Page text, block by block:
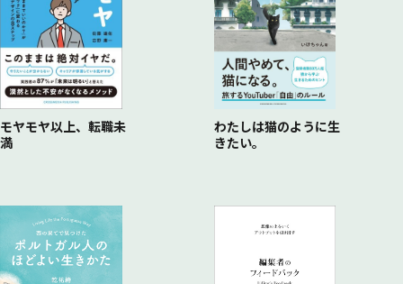
目の前の凡庸な上司をどうとらえるか
７ WIN/LOSEではなく、HAPPY/HAPPYの関係を
一方が得すれば他方が損をする／不完全な人間同士の相互補完
関係
８ 上司と部下は「タテ」の関係か？
顧客の前ではみな「ヨコ」関係／部下が上司をリードするとい
う「前後関係」／
すべてを自分でやる必要はない／上司が持つ三つの引き出し
異質・違和というストレスを乗り越える／おおらかに、ただお
おらかに
複数材料主義のすすめ／エッセンスの凝縮力――「１分力・１枚
力・１行力」／置きメッセージの効用／
第三者からの支援を利用する
７ 10％の「サプライズ返し」
常に自分なりの提案を付加する習慣
仕事の二面 ―― 「労役」と「チャンス」と／小さな役はない。小
さな役者がいるだけだ
６ 人材と人財
ダイヤモンドに二つの顔―― 「宝石」か「研磨材」か／代替がき
かないゆえに「財」価値がある
７ 「部長、問題の本質を考えましょう！」
ますます重くなる数値目標のプレッシャー／上司とて本質を見
５ ギーギー音を立てる車輪には油を注してもらえる
ストレスは口に出そう
６ 先延ばしグセを改める
いやな仕事は時間経過とともに自己増殖する
７ 「去る」という最終手段
ガマンは人生がもったいない／「去る」は「逃げる」と違う／
「去る」という選択肢が持つリスク
地盤になる／
スローライフにも確固たる志力がいる／選択肢が多すぎて戸惑
う時代／
「志力」を起こすための四つのヒント
モヤモヤ以上、転職未
満
わたしは猫のように生
きたい。